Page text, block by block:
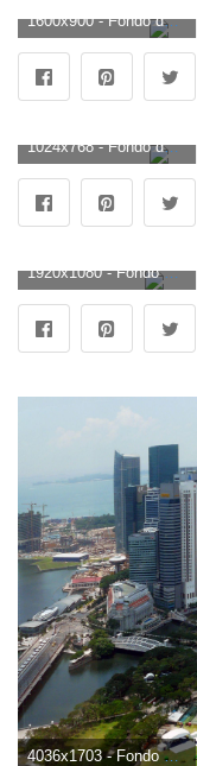
1600x900 - Fondo de pantalla de 1600x900. Fondo de pantalla de lagos.
1024x768 - Fondo de pantalla de 1024x768. Imágen de lagos.
1920x1080 - Fondo de pantalla de 1920x1080. Wallpaper HD 1080p de lagos.
4036x1703 - Fondo de pantalla de 4036x1703. Fondo de pantalla de lagos.